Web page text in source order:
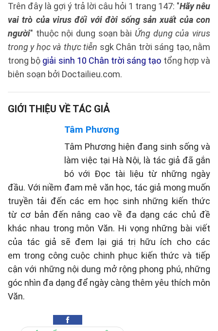
Trên đây là gợi ý trả lời câu hỏi 1 trang 147: "Hãy nêu
vai trò của virus đối với đời sống sản xuất của con
người" thuộc nội dung soạn bài Ứng dụng của virus
trong y học và thực tiễn sgk Chân trời sáng tạo, nằm
trong bộ giải sinh 10 Chân trời sáng tạo tổng hợp và
biên soạn bởi Doctailieu.com.
GIỚI THIỆU VỀ TÁC GIẢ
Tâm Phương
Tâm Phương hiện đang sinh sống và
làm việc tại Hà Nội, là tác giả đã gắn
bó với Đọc tài liệu từ những ngày
đầu. Với niềm đam mê văn học, tác giả mong muốn
truyền tải đến các em học sinh những kiến thức
từ cơ bản đến nâng cao về đa dạng các chủ đề
khác nhau trong môn Văn. Hi vọng những bài viết
của tác giả sẽ đem lại giá trị hữu ích cho các
em trong công cuộc chinh phục kiến thức và tiếp
cận với những nội dung mở rộng phong phú, những
góc nhìn đa dạng để ngày càng thêm yêu thích môn
Văn.